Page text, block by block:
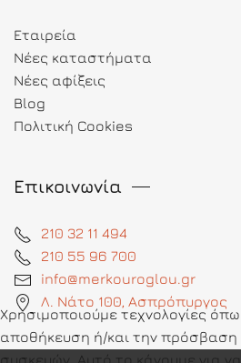
Εταιρεία
Νέες καταστήματα
Νέες αφίξεις
Blog
Πολιτική Cookies
Επικοινωνία
210 32 11 494
210 55 96 700
info@merkouroglou.gr
Λ. Νάτο 100, Ασπρόπυργος
Χρησιμοποιούμε τεχνολογίες
αποθήκευση ή/και την πρόσβαση
συσκευών. Αυτό το κάνουμε για